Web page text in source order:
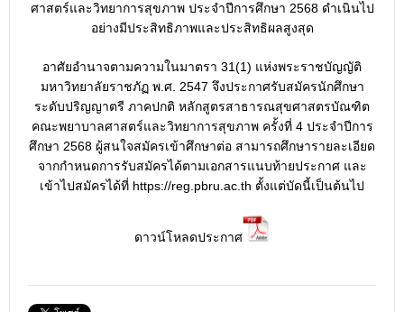
ศาสตร์และวิทยาการสุขภาพ ประจำปีการศึกษา 2568 ดำเนินไป
อย่างมีประสิทธิภาพและประสิทธิผลสูงสุด
อาศัยอำนาจตามความในมาตรา 31(1) แห่งพระราชบัญญัติ
มหาวิทยาลัยราชภัฏ พ.ศ. 2547 จึงประกาศรับสมัครนักศึกษา
ระดับปริญญาตรี ภาคปกติ หลักสูตรสาธารณสุขศาสตรบัณฑิต
คณะพยาบาลศาสตร์และวิทยาการสุขภาพ ครั้งที่ 4 ประจำปีการ
ศึกษา 2568 ผู้สนใจสมัครเข้าศึกษาต่อ สามารถศึกษารายละเอียด
จากกำหนดการรับสมัครได้ตามเอกสารแนบท้ายประกาศ และ
เข้าไปสมัครได้ที่ https://reg.pbru.ac.th ตั้งแต่บัดนี้เป็นต้นไป
ดาวน์โหลดประกาศ